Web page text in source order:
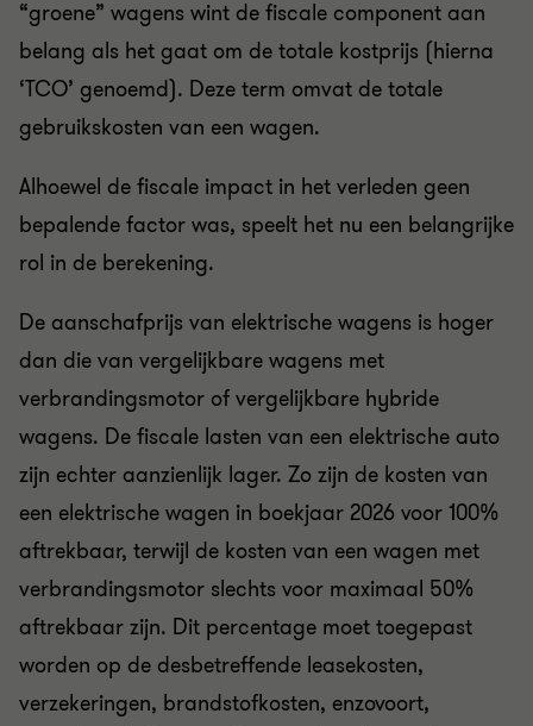
“groene” wagens wint de fiscale component aan
belang als het gaat om de totale kostprijs (hierna
‘TCO’ genoemd). Deze term omvat de totale
gebruikskosten van een wagen.
Alhoewel de fiscale impact in het verleden geen
bepalende factor was, speelt het nu een belangrijke
rol in de berekening.
De aanschafprijs van elektrische wagens is hoger
dan die van vergelijkbare wagens met
verbrandingsmotor of vergelijkbare hybride
wagens. De fiscale lasten van een elektrische auto
zijn echter aanzienlijk lager. Zo zijn de kosten van
een elektrische wagen in boekjaar 2026 voor 100%
aftrekbaar, terwijl de kosten van een wagen met
verbrandingsmotor slechts voor maximaal 50%
aftrekbaar zijn. Dit percentage moet toegepast
worden op de desbetreffende leasekosten,
verzekeringen, brandstofkosten, enzovoort,